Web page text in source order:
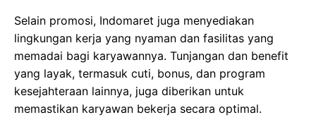
Selain promosi, Indomaret juga menyediakan
lingkungan kerja yang nyaman dan fasilitas yang
memadai bagi karyawannya. Tunjangan dan benefit
yang layak, termasuk cuti, bonus, dan program
kesejahteraan lainnya, juga diberikan untuk
memastikan karyawan bekerja secara optimal.